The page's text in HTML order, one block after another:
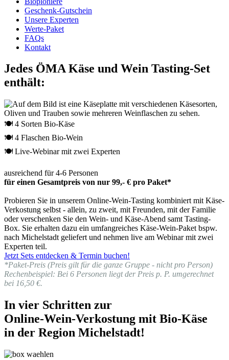
Geschenk-Gutschein
Unsere Experten
Werte-Paket
FAQs
Kontakt
Jedes ÖMA Käse und Wein Tasting-Set
enthält:
🍽 4 Sorten Bio-Käse
🍽 4 Flaschen Bio-Wein
🍽 Live-Webinar mit zwei Experten
ausreichend für 4-6 Personen
für einen Gesamtpreis von nur 99,- € pro Paket*
Probieren Sie in unserem Online-Wein-Tasting kombiniert mit Käse-
Verkostung selbst - allein, zu zweit, mit Freunden, mit der Familie
oder verschenken Sie den Wein- und Käse-Abend samt Tasting-
Box. Sie erhalten dazu ein umfangreiches Käse-Wein-Paket bspw.
nach Michelstadt geliefert und nehmen live am Webinar mit zwei
Experten teil.
Jetzt Sets entdecken & Termin buchen!
*Paket-Preis (Preis gilt für die ganze Gruppe - nicht pro Person)
Rechenbeispiel: Bei 6 Personen liegt der Preis p. P. umgerechnet
bei 16,50 €.
In vier Schritten zur
Online-Wein-Verkostung mit Bio-Käse
in der Region Michelstadt!